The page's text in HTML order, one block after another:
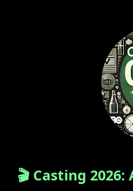
🎬 Casting